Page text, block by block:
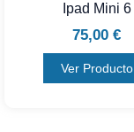
Ipad Mini 6
75,00 €
Ver Producto